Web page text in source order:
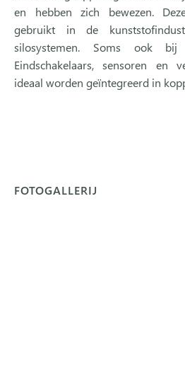
en hebben zich bewezen.
gebruikt in de
silosystemen. Soms ook bij
Eindschakelaars, sensoren en
ideaal worden geïntegreerd in
FOTOGALLERIJ